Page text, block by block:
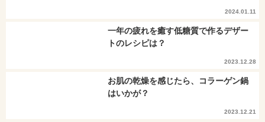
2024.01.11
一年の疲れを癒す低糖質で作るデザー
トのレシピは？
2023.12.28
お肌の乾燥を感じたら、コラーゲン鍋
はいかが？
2023.12.21